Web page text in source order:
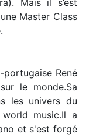
Master Class
René
le monde.Sa
les univers du
music.Il a
et s'est forgé